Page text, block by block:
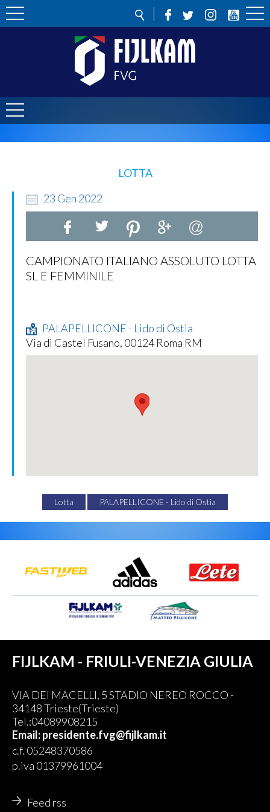
LOTTA
23 Gen 2022
CAMPIONATO ITALIANO ASSOLUTO LOTTA
SL E FEMMINILE
PALAPELLICONE - Lido di Ostia
Via di Castel Fusano, 00124 Roma RM
Lotta PALAPELLICONE - Lido di Ostia
FIJLKAM - FRIULI-VENEZIA GIULIA
VIA DEI MACELLI, 5 STADIO NEREO ROCCO -
34148 Trieste(Trieste)
Tel.:04089908215
Email: presidente.fvg@fijlkam.it
c.f. 05248370586
p.iva 01379961004
Feed rss